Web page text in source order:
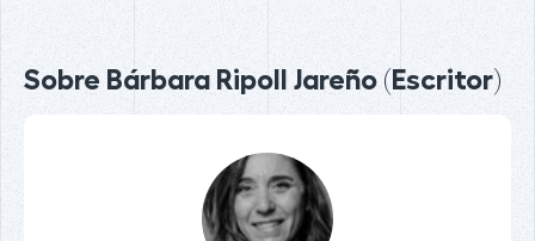
Sobre Bárbara Ripoll Jareño (Escritor)